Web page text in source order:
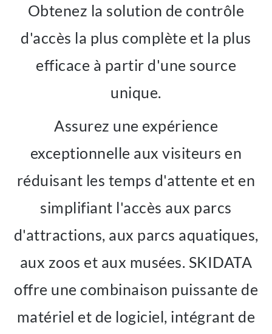
Obtenez la solution de contrôle
d'accès la plus complète et la plus
efficace à partir d'une source
unique.
Assurez une expérience
exceptionnelle aux visiteurs en
réduisant les temps d'attente et en
simplifiant l'accès aux parcs
d'attractions, aux parcs aquatiques,
aux zoos et aux musées. SKIDATA
offre une combinaison puissante de
matériel et de logiciel, intégrant de